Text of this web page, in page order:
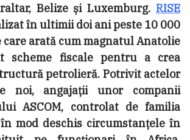
Belize și Luxemburg. RISE
în ultimii doi ani peste 10 000
care arată cum magnatul Anatolie
scheme fiscale pentru a crea
petrolieră. Potrivit actelor
noi, angajații unor companii
ASCOM, controlat de familia
mod deschis circumstanțele în